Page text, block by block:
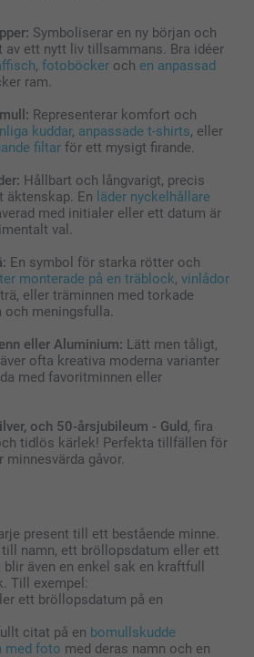
Symboliserar en ny början och
av ett nytt liv tillsammans. Bra idéer
, fotoböcker och en anpassad
ram.
Representerar komfort och
kuddar, anpassade t-shirts, eller
filtar för ett mysigt firande.
Hållbart och långvarigt, precis
En läder nyckelhållare
med initialer eller ett datum är
val.
En symbol för starka rötter och
monterade på en träblock, vinlådor
eller träminnen med torkade
och meningsfulla.
eller Aluminium: Lätt men tåligt,
ofta kreativa moderna varianter
med favoritminnen eller
och 50-årsjubileum - Guld, fira
tidlös kärlek! Perfekta tillfällen för
minnesvärda gåvor.
present till ett bestående minne.
namn, ett bröllopsdatum eller ett
även en enkel sak en kraftfull
Till exempel:
ett bröllopsdatum på en
citat på en bomullskudde
med foto med deras namn och en